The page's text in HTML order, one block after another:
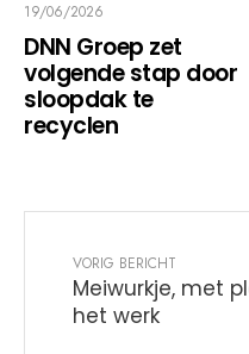
19/06/2026
DNN Groep zet
volgende stap door
sloopdak te
recyclen
VORIG BERICHT
Meiwurkje, met
het werk